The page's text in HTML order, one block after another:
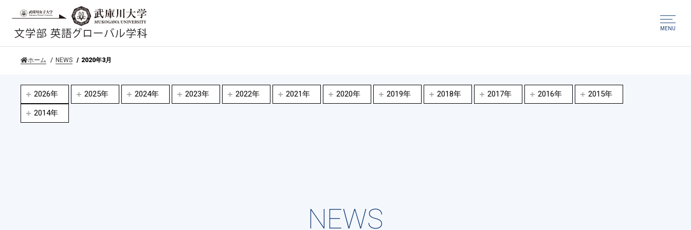
MENU
ホーム NEWS 2020年3月
2026年 2025年 2024年 2023年 2022年 2021年 2020年 2019年 2018年 2017年 2016年 2015年
2014年
NEWS